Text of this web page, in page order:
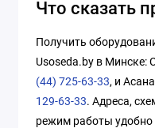
Что сказать
Получить
Usoseda.by в Минске:
(44) 725-63-33, и
129-63-33. Адреса,
режим работы удобно